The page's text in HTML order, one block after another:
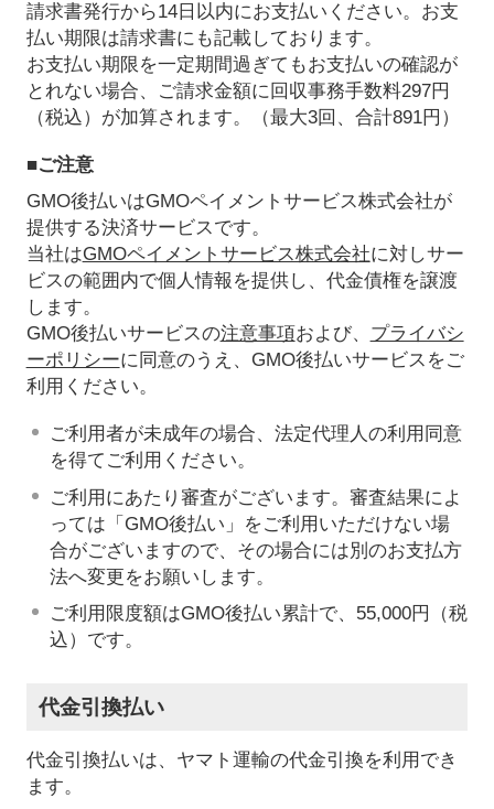
請求書発行から14日以内にお支払いください。お支
払い期限は請求書にも記載しております。
お支払い期限を一定期間過ぎてもお支払いの確認が
とれない場合、ご請求金額に回収事務手数料297円
（税込）が加算されます。（最大3回、合計891円）
■ご注意
GMO後払いはGMOペイメントサービス株式会社が
提供する決済サービスです。
当社はGMOペイメントサービス株式会社に対しサー
ビスの範囲内で個人情報を提供し、代金債権を譲渡
します。
GMO後払いサービスの注意事項および、 プライバシ
ーポリシーに同意のうえ、GMO後払いサービスをご
利用ください。
ご利用者が未成年の場合、法定代理人の利用同意
を得てご利用ください。
ご利用にあたり審査がございます。審査結果によ
っては「GMO後払い」をご利用いただけない場
合がございますので、その場合には別のお支払方
法へ変更をお願いします。
ご利用限度額はGMO後払い累計で、55,000円（税
込）です。
代金引換払い
代金引換払いは、ヤマト運輸の代金引換を利用でき
ます。